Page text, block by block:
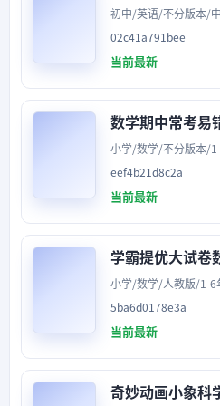
初中/英语/不分版本/
02c41a791bee
当前最新
数学期中常考易
小学/数学/不分版本/
eef4b21d8c2a
当前最新
学霸提优大试卷
小学/数学/人教版/1-6
5ba6d0178e3a
当前最新
奇妙动画小象科